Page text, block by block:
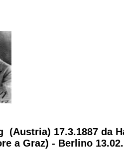
(Austria) 17.3.1887 da
a Graz) - Berlino